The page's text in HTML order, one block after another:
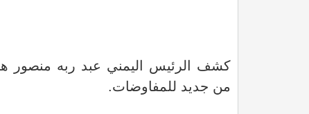
كشف الرئيس اليمني عبد ربه منصور
من جديد للمفاوضات.